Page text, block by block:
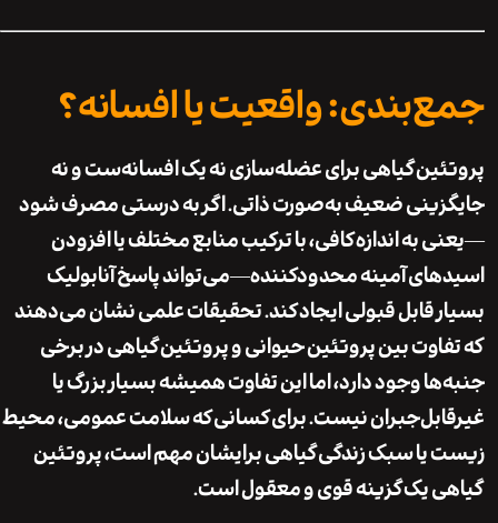
واقعیت یا افسانه؟
گیاهی برای عضله‌سازینه یک افسانه‌ست و نه
ضعیف به‌صورت ذاتی. اگر به درستی مصرف شود
به اندازه کافی، با ترکیب منابع مختلف یا افزودن
آمینه محدودکننده—می‌تواند پاسخ آنابولیک
قابل قبولی ایجاد کند. تحقیقات علمی نشان می‌دهند
بین پروتئین حیوانی و پروتئین گیاهی در برخی
وجود دارد، اما این تفاوت همیشه بسیار بزرگ یا
نیست. برای کسانی که سلامت عمومی، محیط
سبک زندگی گیاهی برایشان مهم است، پروتئین
یک گزینه قوی و معقول است.